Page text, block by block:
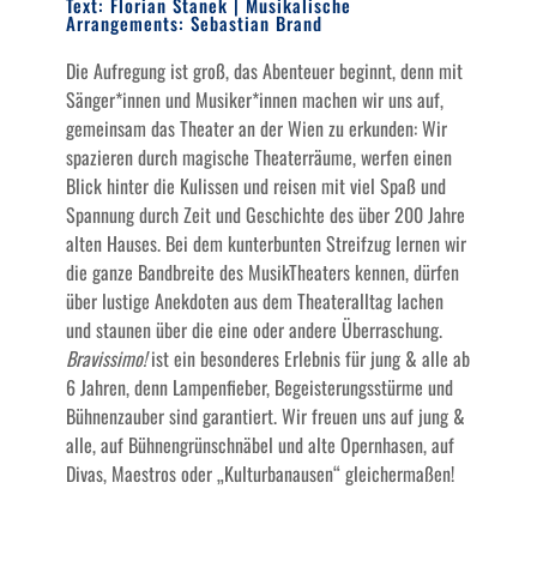
Arrangements: Sebastian Brand
Die Aufregung ist groß, das Abenteuer beginnt, denn mit
Sänger*innen und Musiker*innen machen wir uns auf,
gemeinsam das Theater an der Wien zu erkunden: Wir
spazieren durch magische Theaterräume, werfen einen
Blick hinter die Kulissen und reisen mit viel Spaß und
Spannung durch Zeit und Geschichte des über 200 Jahre
alten Hauses. Bei dem kunterbunten Streifzug lernen wir
die ganze Bandbreite des MusikTheaters kennen, dürfen
über lustige Anekdoten aus dem Theateralltag lachen
und staunen über die eine oder andere Überraschung.
Bravissimo!ist ein besonderes Erlebnis für jung & alle ab
6 Jahren, denn Lampenfieber, Begeisterungsstürme und
Bühnenzauber sind garantiert. Wir freuen uns auf jung &
alle, auf Bühnengrünschnäbel und alte Opernhasen, auf
Divas, Maestros oder „Kulturbanausen“ gleichermaßen!